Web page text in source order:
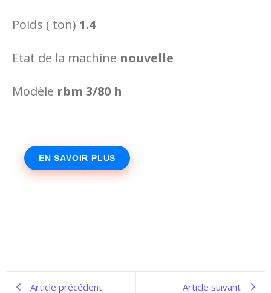
Poids ( ton) 1.4
Etat de la machine nouvelle
Modèle rbm 3/80 h
EN SAVOIR PLUS
Article précédent Article suivant